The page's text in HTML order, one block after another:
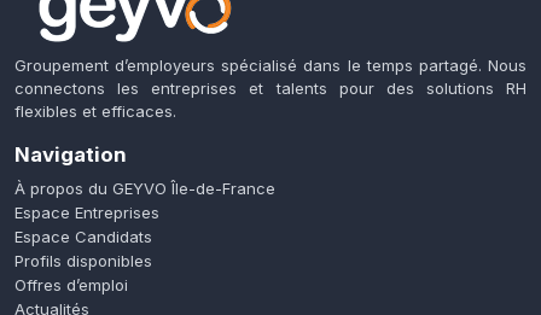
Groupement d’employeurs spécialisé dans le temps partagé. Nous
connectons les entreprises et talents pour des solutions RH
flexibles et efficaces.
Navigation
À propos du GEYVO Île-de-France
Espace Entreprises
Espace Candidats
Profils disponibles
Offres d’emploi
Actualités